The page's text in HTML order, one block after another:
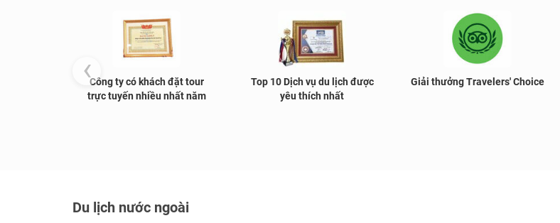
Công ty có khách đặt tour
trực tuyến nhiều nhất năm
Top 10 Dịch vụ du lịch được
yêu thích nhất
Giải thưởng Travelers' Choice
‹
Du lịch nước ngoài